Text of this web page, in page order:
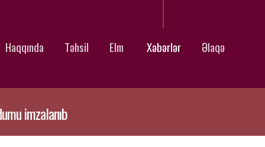
Haqqında Təhsil Elm Xəbərlər Əlaqə
imzalanıb